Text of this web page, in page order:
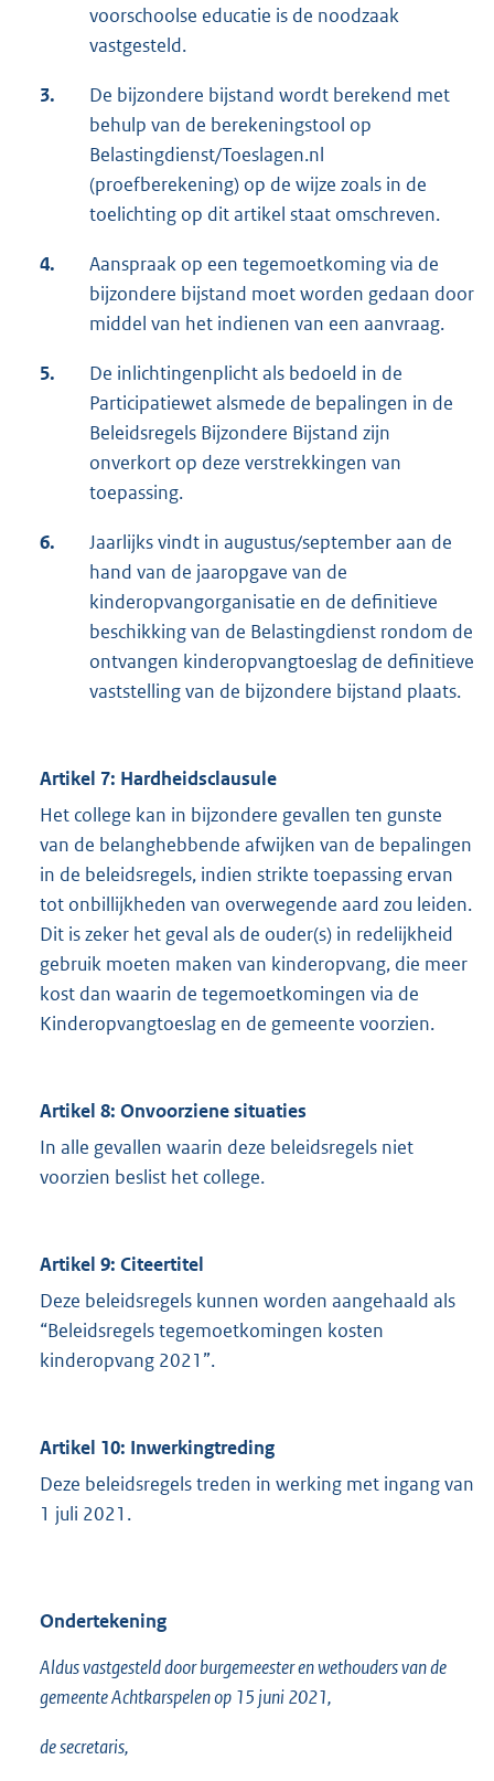
voorschoolse educatie is de noodzaak
vastgesteld.
3.
De bijzondere bijstand wordt berekend met
behulp van de berekeningstool op
Belastingdienst/Toeslagen.nl
(proefberekening) op de wijze zoals in de
toelichting op dit artikel staat omschreven.
4.
Aanspraak op een tegemoetkoming via de
bijzondere bijstand moet worden gedaan door
middel van het indienen van een aanvraag.
5.
De inlichtingenplicht als bedoeld in de
Participatiewet alsmede de bepalingen in de
Beleidsregels Bijzondere Bijstand zijn
onverkort op deze verstrekkingen van
toepassing.
6.
Jaarlijks vindt in augustus/september aan de
hand van de jaaropgave van de
kinderopvangorganisatie en de definitieve
beschikking van de Belastingdienst rondom de
ontvangen kinderopvangtoeslag de definitieve
vaststelling van de bijzondere bijstand plaats.
Artikel 7: Hardheidsclausule
Het college kan in bijzondere gevallen ten gunste
van de belanghebbende afwijken van de bepalingen
in de beleidsregels, indien strikte toepassing ervan
tot onbillijkheden van overwegende aard zou leiden.
Dit is zeker het geval als de ouder(s) in redelijkheid
gebruik moeten maken van kinderopvang, die meer
kost dan waarin de tegemoetkomingen via de
Kinderopvangtoeslag en de gemeente voorzien.
Artikel 8: Onvoorziene situaties
In alle gevallen waarin deze beleidsregels niet
voorzien beslist het college.
Artikel 9: Citeertitel
Deze beleidsregels kunnen worden aangehaald als
“Beleidsregels tegemoetkomingen kosten
kinderopvang 2021”.
Artikel 10: Inwerkingtreding
Deze beleidsregels treden in werking met ingang van
1 juli 2021.
Ondertekening
Aldus vastgesteld door burgemeester en wethouders van de
gemeente Achtkarspelen op 15 juni 2021,
de secretaris,